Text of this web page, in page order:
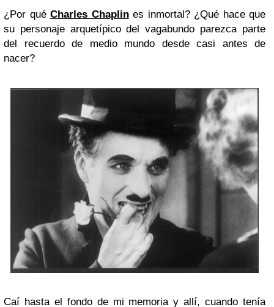
¿Por qué Charles Chaplines inmortal? ¿Qué hace que
su personaje arquetípico del vagabundo parezca parte
del recuerdo de medio mundo desde casi antes de
nacer?
Caí hasta el fondo de mi memoria y allí, cuando tenía